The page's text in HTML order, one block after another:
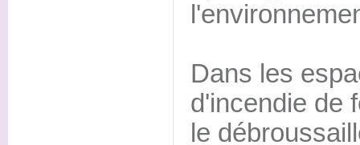
Dans les
d'incendie de
le